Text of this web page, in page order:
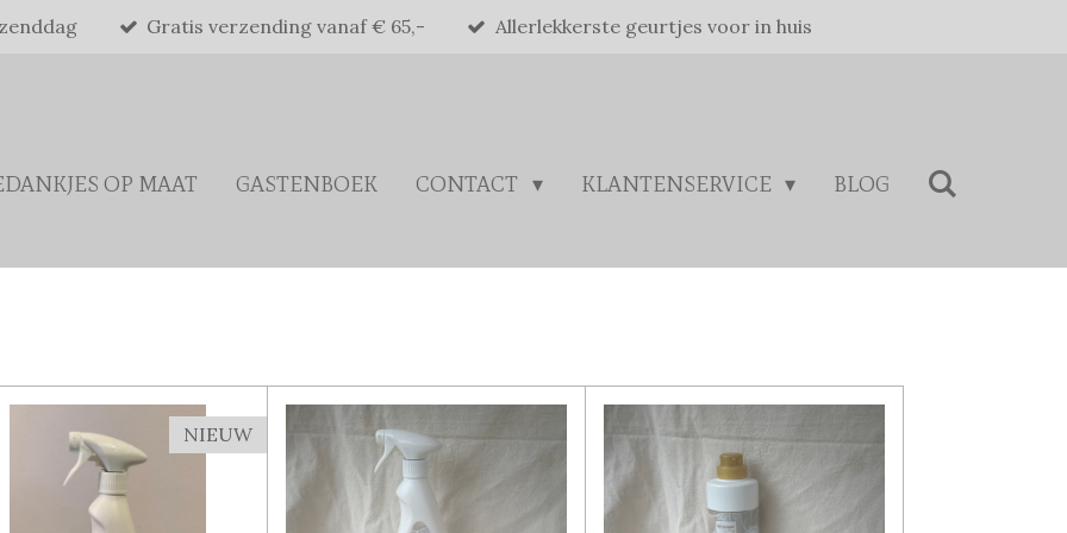
Gratis verzending vanaf € 65,- Allerlekkerste geurtjes voor in huis
OP MAAT GASTENBOEK CONTACT KLANTENSERVICE BLOG
NIEUW